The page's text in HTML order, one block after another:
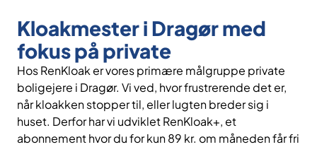
Kloakmester i Dragør med
fokus på private
Hos RenKloak er vores primære målgruppe private
boligejere i Dragør. Vi ved, hvor frustrerende det er,
når kloakken stopper til, eller lugten breder sig i
huset. Derfor har vi udviklet RenKloak+, et
abonnement hvor du for kun 89 kr. om måneden får fri